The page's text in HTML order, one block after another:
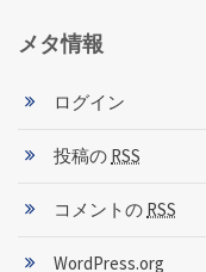
メタ情報
ログイン
投稿の RSS
コメントの RSS
WordPress.org